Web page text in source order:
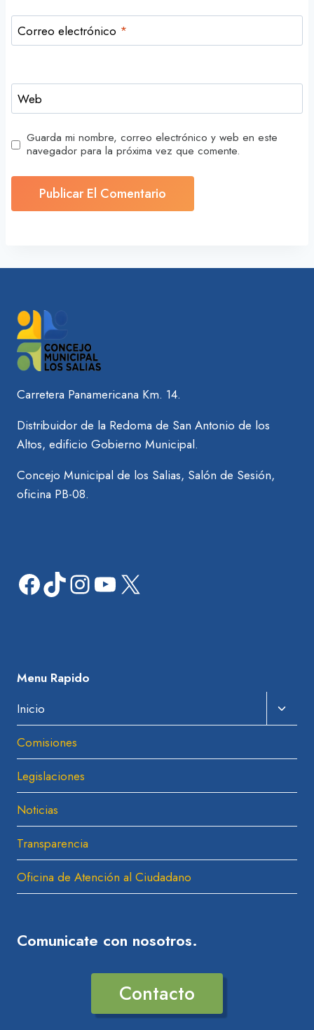
Correo electrónico *
Web
Guarda mi nombre, correo electrónico y web en este
navegador para la próxima vez que comente.
Carretera Panamericana Km. 14.
Distribuidor de la Redoma de San Antonio de los
Altos, edificio Gobierno Municipal.
Concejo Municipal de los Salias, Salón de Sesión,
oficina PB-08.
Facebook
TikTok
Instagram
YouTube
X
Menu Rapido
Inicio
El
Hijo
Comisiones
Legislaciones
Noticias
Transparencia
Oficina de Atención al Ciudadano
Comunicate con nosotros.
Contacto